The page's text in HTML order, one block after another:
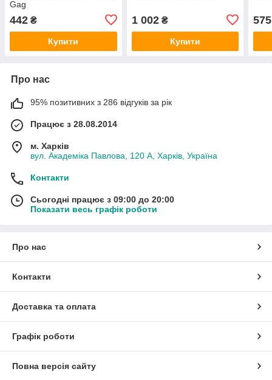
Gag
442 ₴
Купити
1 002₴
Купити
575
Про нас
95% позитивних з 286 відгуків за рік
Працює з 28.08.2014
м. Харків
вул. Академіка Павлова, 120 А, Харків, Україна
Контакти
Сьогодні працює з 09:00 до 20:00
Показати весь графік роботи
Про нас
Контакти
Доставка та оплата
Графік роботи
Повна версія сайту